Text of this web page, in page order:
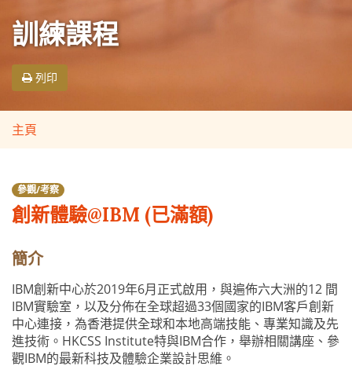
訓練課程
列印
主頁
參觀/考察
創新體驗@IBM (已滿額)
簡介
IBM創新中心於2019年6月正式啟用，與遍佈六大洲的12 間
IBM實驗室，以及分佈在全球超過33個國家的IBM客戶創新
中心連接，為香港提供全球和本地高端技能、專業知識及先
進技術。HKCSS Institute特與IBM合作，舉辦相關講座、參
觀IBM的最新科技及體驗企業設計思維。